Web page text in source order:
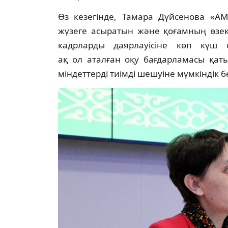
Өз кезегінде, Тамара Дүйсенова
жүзеге асыратын және қоғамның
кадрларды даярлауісіне көп
ақ ол аталған оқу бағдарламасы
міндеттерді тиімді шешуіне мүмкіндік